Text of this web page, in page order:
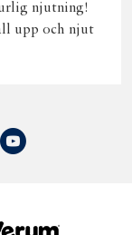
njutning!
upp och njut
Youtube